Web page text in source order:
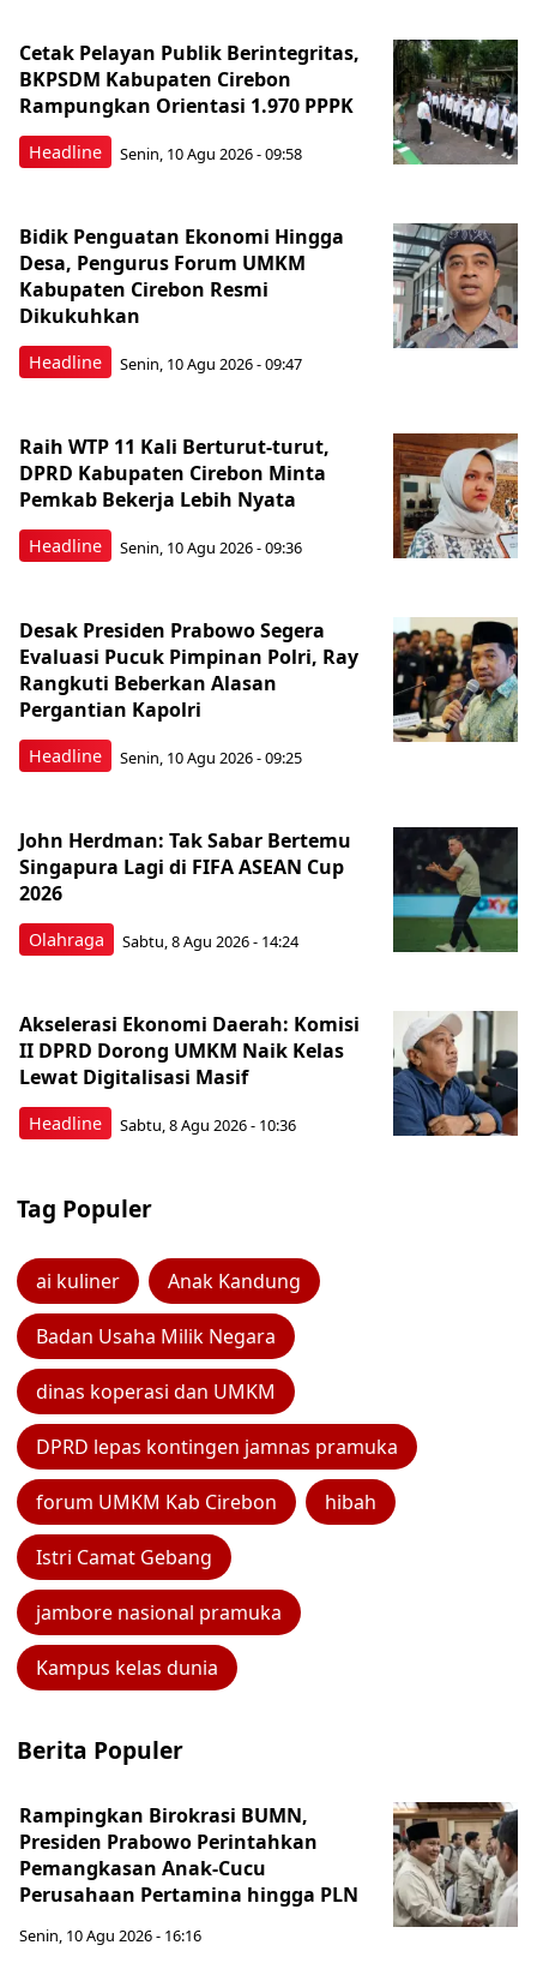
Headline
Cetak Pelayan Publik Berintegritas,
BKPSDM Kabupaten Cirebon
Rampungkan Orientasi 1.970 PPPK
Senin, 10 Agu 2026 - 09:58
Headline
Bidik Penguatan Ekonomi Hingga
Desa, Pengurus Forum UMKM
Kabupaten Cirebon Resmi
Dikukuhkan
Senin, 10 Agu 2026 - 09:47
Headline
Raih WTP 11 Kali Berturut-turut,
DPRD Kabupaten Cirebon Minta
Pemkab Bekerja Lebih Nyata
Senin, 10 Agu 2026 - 09:36
Headline
Desak Presiden Prabowo Segera
Evaluasi Pucuk Pimpinan Polri, Ray
Rangkuti Beberkan Alasan
Pergantian Kapolri
Senin, 10 Agu 2026 - 09:25
Olahraga
John Herdman: Tak Sabar Bertemu
Singapura Lagi di FIFA ASEAN Cup
2026
Sabtu, 8 Agu 2026 - 14:24
Headline
Akselerasi Ekonomi Daerah: Komisi
II DPRD Dorong UMKM Naik Kelas
Lewat Digitalisasi Masif
Sabtu, 8 Agu 2026 - 10:36
Tag Populer
ai kuliner Anak Kandung
Badan Usaha Milik Negara
dinas koperasi dan UMKM
DPRD lepas kontingen jamnas pramuka
forum UMKM Kab Cirebon hibah
Istri Camat Gebang
jambore nasional pramuka
Kampus kelas dunia
Berita Populer
Rampingkan Birokrasi BUMN,
Presiden Prabowo Perintahkan
Pemangkasan Anak-Cucu
Perusahaan Pertamina hingga PLN
Senin, 10 Agu 2026 - 16:16